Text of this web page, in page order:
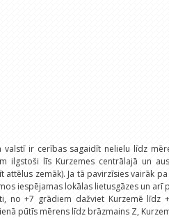
valstī ir cerības sagaidīt nelielu līdz
ilgstoši līs Kurzemes centrālajā un
attēlus zemāk). Ja tā pavirzīsies vairāk
iespējamas lokālas lietusgāzes un arī
no +7 grādiem dažviet Kurzemē līdz
pūtīs mērens līdz brāzmains Z,